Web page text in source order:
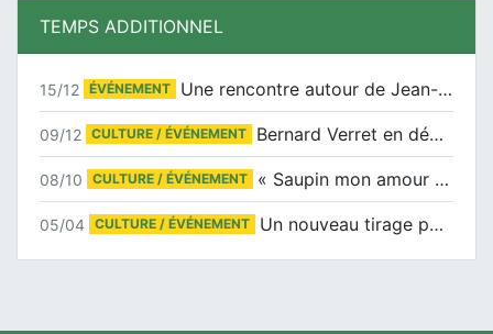
TEMPS ADDITIONNEL
15/12 ÉVÉNEMENT Une rencontre autour de Jean-Claude Suaudeau
09/12 CULTURE / ÉVÉNEMENT Bernard Verret en dédicaces le samedi 13 décembre à l’Espace Culturel Atlantis
08/10 CULTURE / ÉVÉNEMENT « Saupin mon amour » au salon du livre de Trentemoult
05/04 CULTURE / ÉVÉNEMENT Un nouveau tirage pour le Docu-BD